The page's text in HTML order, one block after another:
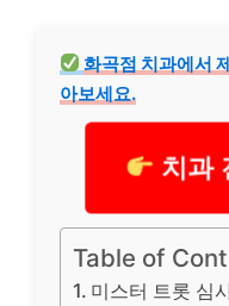
화곡점치과에서
아보세요.
치과
Table of
미스터 트롯 심